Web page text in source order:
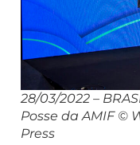
28/03/2022 –
Posse da AMIF ©
Press